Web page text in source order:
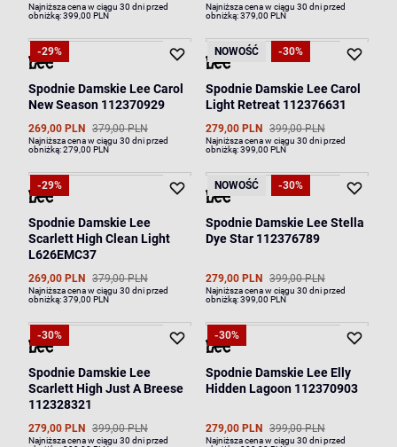
Najniższa cena w ciągu 30 dni przed
obniżką:399,00 PLN
Najniższa cena w ciągu 30 dni przed
obniżką:379,00 PLN
-29%
Spodnie Damskie Lee Carol
New Season 112370929
269,00 PLN 379,00 PLN
Najniższa cena w ciągu 30 dni przed
obniżką:279,00 PLN
NOWOŚĆ -30%
Spodnie Damskie Lee Carol
Light Retreat 112376631
279,00 PLN 399,00 PLN
Najniższa cena w ciągu 30 dni przed
obniżką:399,00 PLN
-29%
Spodnie Damskie Lee
Scarlett High Clean Light
L626EMC37
269,00 PLN 379,00 PLN
Najniższa cena w ciągu 30 dni przed
obniżką:379,00 PLN
NOWOŚĆ -30%
Spodnie Damskie Lee Stella
Dye Star 112376789
279,00 PLN 399,00 PLN
Najniższa cena w ciągu 30 dni przed
obniżką:399,00 PLN
-30%
Spodnie Damskie Lee
Scarlett High Just A Breese
112328321
279,00 PLN 399,00 PLN
Najniższa cena w ciągu 30 dni przed
-30%
Spodnie Damskie Lee Elly
Hidden Lagoon 112370903
279,00 PLN 399,00 PLN
Najniższa cena w ciągu 30 dni przed